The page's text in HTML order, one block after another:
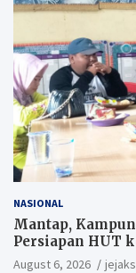
NASIONAL
Mantap,
Persiapan HUT
Berkesempatan
August 6, 2026